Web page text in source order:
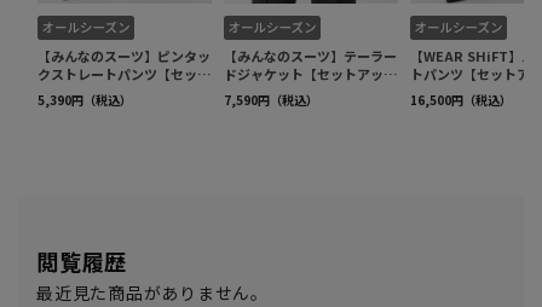
閲覧履歴
最近見た商品がありません。